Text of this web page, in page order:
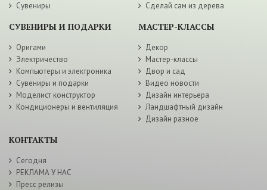
Сувениры
Сделай сам из дерева
СУВЕНИРЫ И ПОДАРКИ
Оригами
Электричество
Компьютеры и электроника
Сувениры и подарки
Моделист конструктор
Кондиционеры и вентиляция
МАСТЕР-КЛАССЫ
Декор
Мастер-классы
Двор и сад
Видео новости
Дизайн интерьера
Ландшафтный дизайн
Дизайн разное
КОНТАКТЫ
Сегодня
РЕКЛАМА У НАС
Пресс релизы